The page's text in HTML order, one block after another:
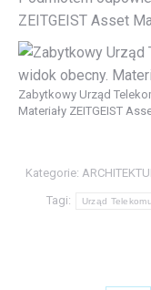
ZEITGEIST Asset
Zabytkowy Urząd
Materiały ZEITGEIST
Kategorie:
Tagi: Urząd